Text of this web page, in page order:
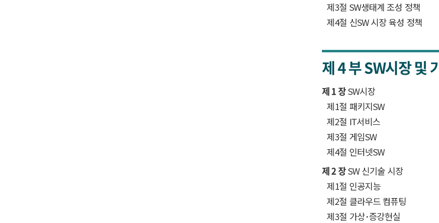
제3절 SW생태계 조성 정책
제4절 신SW 시장 육성 정책
제 4 부SW시장 및
제 1 장SW시장
제1절 패키지SW
제2절 IT서비스
제3절 게임SW
제4절 인터넷SW
제 2 장SW 신기술 시장
제1절 인공지능
제2절 클라우드 컴퓨팅
제3절 가상･증강현실